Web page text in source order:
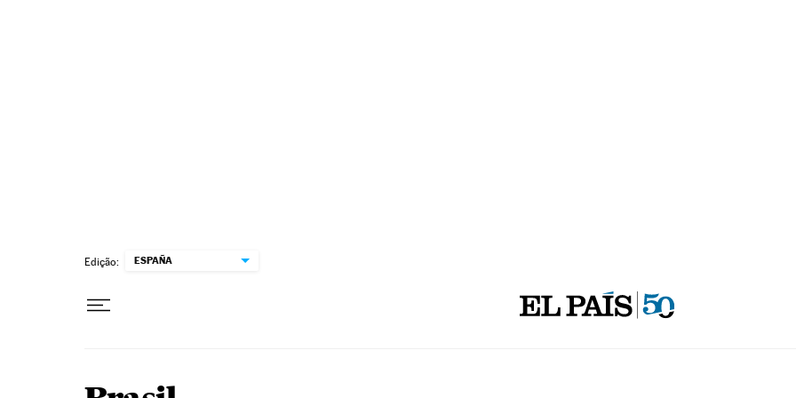
Edição: ESPAÑA